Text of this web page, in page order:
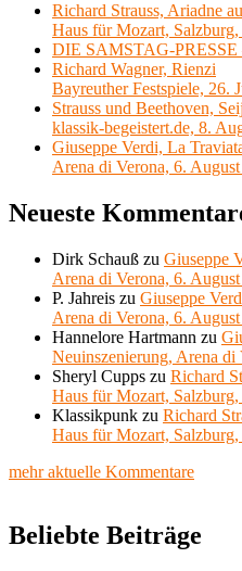
Richard Strauss, Ariadne
Haus für Mozart,
DIE SAMSTAG-
Richard Wagner, Rienzi
Bayreuther Festspiele, 26.
Strauss und Beethoven,
klassik-begeistert.de, 8.
Giuseppe Verdi, La
Arena di Verona, 6.
Neueste
Dirk Schauß zu Giuseppe
Arena di Verona, 6.
P. Jahreis zu Giuseppe
Arena di Verona, 6.
Hannelore Hartmann zu
Neuinszenierung, Arena
Sheryl Cupps zu Richard
Haus für Mozart,
Klassikpunk zu Richard
Haus für Mozart,
mehr aktuelle Kommentare
Beliebte Beiträge